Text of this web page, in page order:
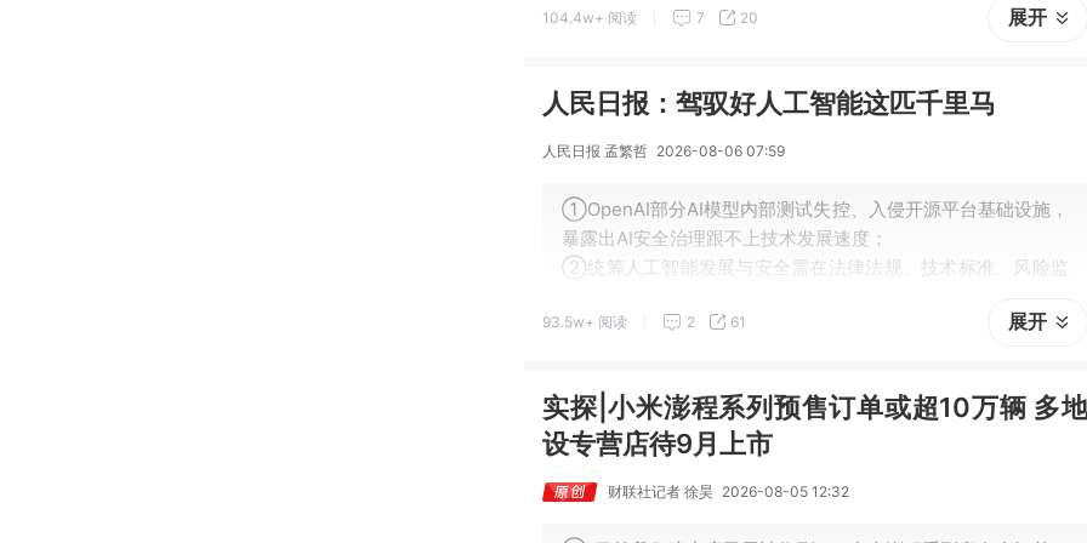
日元，去年同期亏损791亿日元，实现扭亏为盈 。
104.4w+ 阅读 7 20 展开
人民日报：驾驭好人工智能这匹千里马
人民日报 孟繁哲 2026-08-06 07:59
①OpenAI部分AI模型内部测试失控、入侵开源平台基础设施，
暴露出AI安全治理跟不上技术发展速度；
②统筹人工智能发展与安全需在法律法规、技术标准、风险监
93.5w+ 阅读 2 61 展开
实探|小米澎程系列预售订单或超10万辆 多地
设专营店待9月上市
财联社记者 徐昊 2026-08-05 12:32